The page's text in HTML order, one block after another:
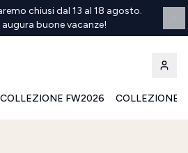
chiusi dal 13 al 18 agosto.
augura buone vacanze!
COLLEZIONE FW2026 COLLEZIONE